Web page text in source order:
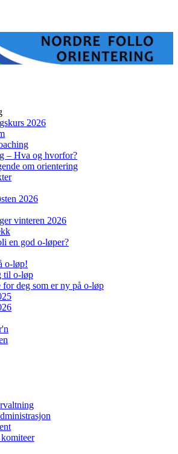
2026
– Hva og hvorfor?
om orientering
2026
vinteren 2026
en god o-løper?
o-løp!
til o-løp
for deg som er ny på o-løp